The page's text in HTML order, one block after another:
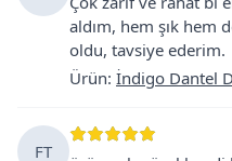
aldım, hem şık hem
oldu, tavsiye ederim.
Ürün: İndigo Dantel
FT